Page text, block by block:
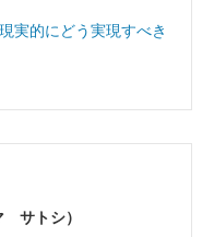
実的にどう実現すべき
サトシ）